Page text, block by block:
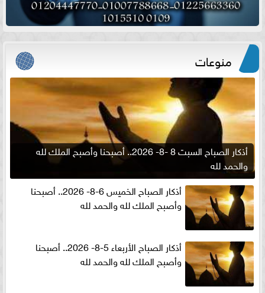
منوعات
أذكار الصباح السبت 8 -8- 2026.. أصبحنا وأصبح الملك لله
والحمد لله
أذكار الصباح الخميس 6-8- 2026.. أصبحنا
وأصبح الملك لله والحمد لله
أذكار الصباح الأربعاء 5-8- 2026.. أصبحنا
وأصبح الملك لله والحمد لله